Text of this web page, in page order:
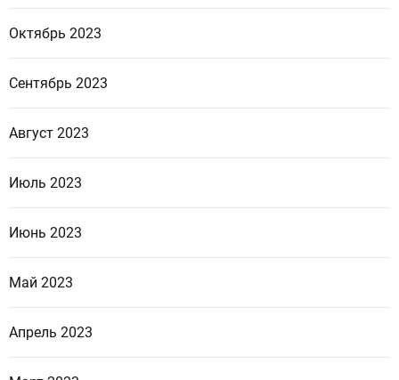
Октябрь 2023
Сентябрь 2023
Август 2023
Июль 2023
Июнь 2023
Май 2023
Апрель 2023